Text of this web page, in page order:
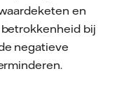
en
bij
negatieve